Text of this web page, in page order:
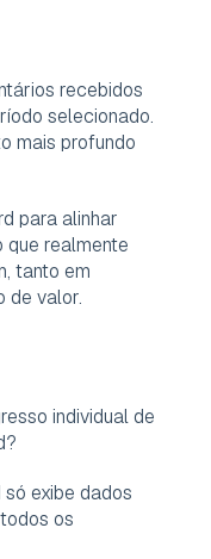
recebidos
selecionado.
mais profundo
para alinhar
que realmente
tanto em
de valor.
individual de
exibe dados
os